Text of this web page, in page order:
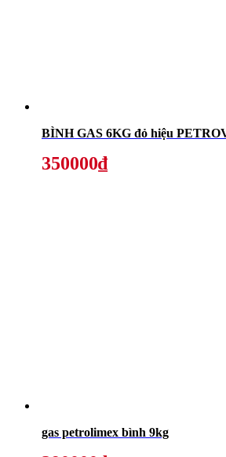
BÌNH GAS 6KG đỏ hiệu
350000₫
gas petrolimex bình 9kg